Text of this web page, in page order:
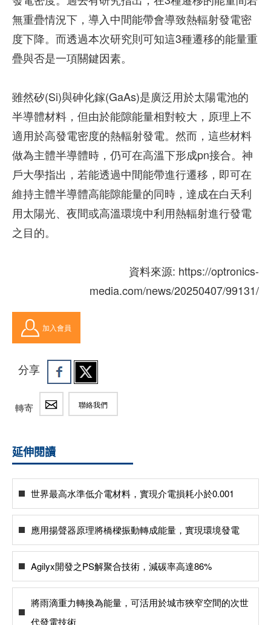
無重疊情況下，導入中間能帶會導致熱輻射發電密
度下降。而透過本次研究則可知這3種遷移的能量重
疊與否是一項關鍵因素。
雖然矽(Si)與砷化鎵(GaAs)是廣泛用於太陽電池的
半導體材料，但由於能隙能量相對較大，原理上不
適用於高發電密度的熱輻射發電。然而，這些材料
做為主體半導體時，仍可在高溫下形成pn接合。神
戶大學指出，若能透過中間能帶進行遷移，即可在
維持主體半導體高能隙能量的同時，達成在白天利
用太陽光、夜間或高溫環境中利用熱輻射進行發電
之目的。
資料來源: https://optronics-
media.com/news/20250407/99131/
加入會員
分享
轉寄 聯絡我們
延伸閱讀
世界最高水準低介電材料，實現介電損耗小於0.001
應用揚聲器原理將橋樑振動轉成能量，實現環境發電
Agilyx開發之PS解聚合技術，減碳率高達86%
將雨滴重力轉換為能量，可活用於城市狹窄空間的次世
代發電技術